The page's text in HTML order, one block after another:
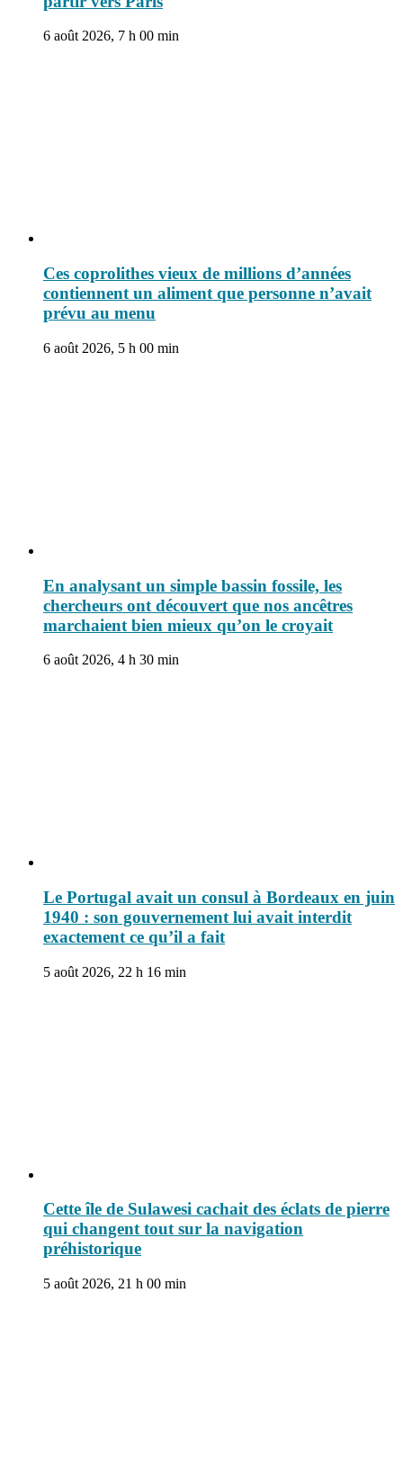
6 août 2026, 7 h 00 min
Ces coprolithes vieux de millions d’années
contiennent un aliment que personne n’avait
prévu au menu
6 août 2026, 5 h 00 min
En analysant un simple bassin fossile, les
chercheurs ont découvert que nos ancêtres
marchaient bien mieux qu’on le croyait
6 août 2026, 4 h 30 min
Le Portugal avait un consul à Bordeaux en juin
1940 : son gouvernement lui avait interdit
exactement ce qu’il a fait
5 août 2026, 22 h 16 min
Cette île de Sulawesi cachait des éclats de pierre
qui changent tout sur la navigation
préhistorique
5 août 2026, 21 h 00 min